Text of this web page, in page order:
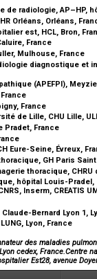
de radiologie, AP–HP,
Orléans, Orléans,
est, HCL, Bron,
France
Mulhouse, France
diagnostique et
(APEFPI),
France
de Lille, CHU Lille,
Pradet, France
Eure-Seine, Évreux,
GH Paris
thoracique, CHRU
hôpital Louis-Pradel,
Inserm, CREATIS
Claude-Bernard Lyon 1,
Lyon, France
des maladies
cedex,
Est28, avenue